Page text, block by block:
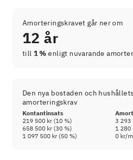
Amorteringskravet går ner om
12 år
till 1 % enligt nuvarande
Den nya bostaden och
amorteringskrav
Kontantinsats
219 500 kr(10 %) 3 293
658 500 kr(30 %) 1 280
1 097 500 kr(50 %) 0 kr/